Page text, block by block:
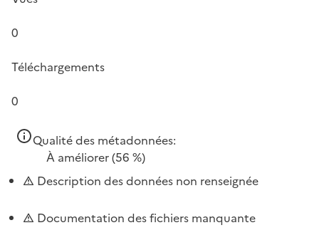
0
Téléchargements
0
Qualité des métadonnées:
À améliorer(56 %)
Description des données non renseignée
Documentation des fichiers manquante